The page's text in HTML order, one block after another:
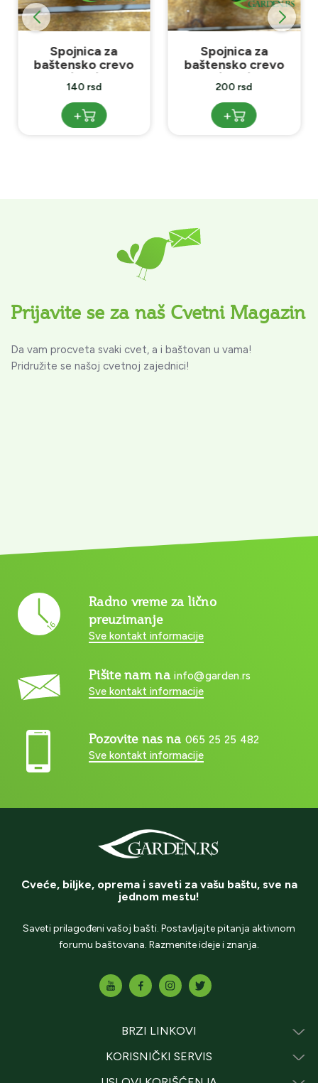
Spojnica za
baštensko crevo
1/2x1/2
140 rsd
+
Spojnica za
baštensko crevo
3/4x3/4
200 rsd
+
Prijavite se za naš Cvetni Magazin
Da vam procveta svaki cvet, a i baštovan u vama!
Pridružite se našoj cvetnoj zajednici!
Radno vreme za lično
preuzimanje
Sve kontakt informacije
Pišite nam nainfo@garden.rs
Sve kontakt informacije
Pozovite nas na 065 25 25 482
Sve kontakt informacije
Cveće, biljke, oprema i saveti za vašu baštu, sve na
jednom mestu!
Saveti prilagođeni vašoj bašti. Postavljajte pitanja aktivnom
forumu baštovana. Razmenite ideje i znanja.
BRZI LINKOVI
KORISNIČKI SERVIS